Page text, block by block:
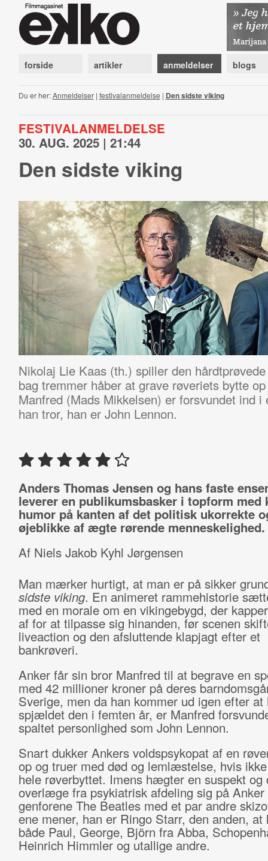
forside artikler anmeldelser blogs
Du er her:Anmeldelser| festivalanmeldelse | Den sidste viking
FESTIVALANMELDELSE
30. AUG. 2025 | 21:44
Den sidste viking
Nikolaj Lie Kaas (th.) spiller den
bag tremmer håber at grave røveriets bytte
Manfred (Mads Mikkelsen) er forsvundet ind
han tror, han er John Lennon.
Anders Thomas Jensen og hans faste
leverer en publikumsbasker i topform med
humor på kanten af det politisk ukorrekte
øjeblikke af ægte rørende menneskelighed.
Af Niels Jakob Kyhl Jørgensen
Man mærker hurtigt, at man er på sikker
sidste viking. En animeret rammehistorie
med en morale om en vikingebygd, der
af for at tilpasse sig hinanden, før scenen
liveaction og den afsluttende klapjagt efter et
bankrøveri.
Anker får sin bror Manfred til at begrave en
med 42 millioner kroner på deres
Sverige, men da han kommer ud igen efter at
spjældet den i femten år, er Manfred
spaltet personlighed som John Lennon.
Snart dukker Ankers voldspsykopat af en
op og truer med død og lemlæstelse, hvis
hele røverbyttet. Imens hægter en suspekt
overlæge fra psykiatrisk afdeling sig på Anker
genforene The Beatles med et par andre
ene mener, han er Ringo Starr, den anden, at
både Paul, George, Björn fra Abba,
Heinrich Himmler og utallige andre.